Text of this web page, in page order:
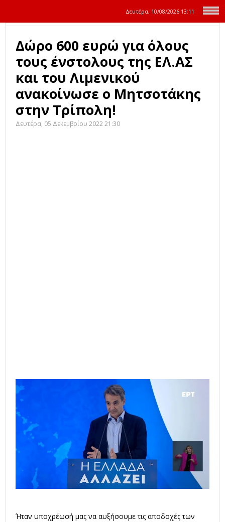
Δευτέρα, 10/08/2026 13:11
Δώρο 600 ευρώ για όλους
τους ένστολους της ΕΛ.ΑΣ
και του Λιμενικού
ανακοίνωσε ο Μητσοτάκης
στην Τρίπολη!
Δευτέρα, 05 Δεκεμβρίου 2022 21:30
Ήταν υποχρέωσή μας να αυξήσουμε τις αποδοχές των